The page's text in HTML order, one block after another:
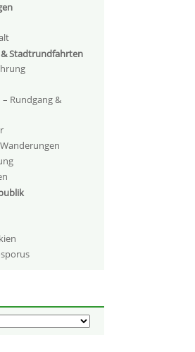
Stadtrundfahrten
Rundgang &